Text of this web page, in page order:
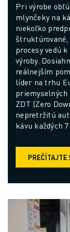
Pri výrobe
mlynčeky na
niekoľko
štruktúrované,
procesy vedú
výroby.
reálnejším
líder na trhu
priemyselných
ZDT (Zero
nepretržitú
kávu každých 7
PREČÍTAJTE